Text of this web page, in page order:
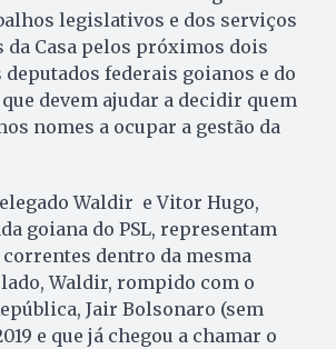
legislativos e dos serviços
Casa pelos próximos dois
deputados federais goianos e do
devem ajudar a decidir quem
nomes a ocupar a gestão da
Waldir e Vitor Hugo,
goiana do PSL, representam
dentro da mesma
Waldir, rompido com o
Jair Bolsonaro (sem
e que já chegou a chamar o